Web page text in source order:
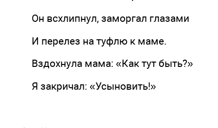
Он всхлипнул, заморгал глазами
И перелез на туфлю к маме.
Вздохнула мама: «Как тут быть?»
Я закричал: «Усыновить!»